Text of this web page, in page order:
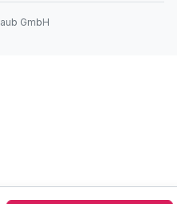
GmbH